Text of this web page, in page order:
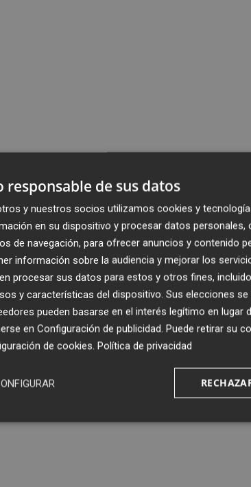
responsable de sus datos
y nuestros socios utilizamos cookies y
en su dispositivo y procesar datos personales,
de navegación, para ofrecer anuncios y contenido
información sobre la audiencia y mejorar los
procesar sus datos para estos y otros fines,
y características del dispositivo. Sus elecciones
pueden basarse en el interés legítimo en lugar
en Configuración de publicidad. Puede retirar su
de cookies. Política de privacidad